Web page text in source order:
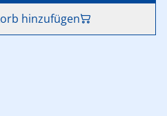
hinzufügen